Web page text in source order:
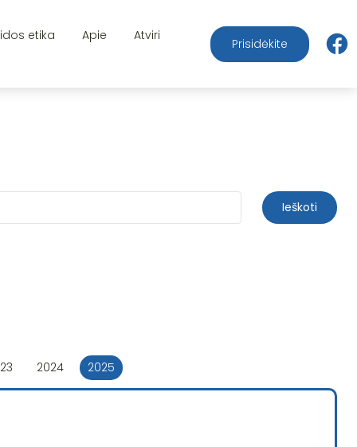
etika Apie
Atviri
Prisidėkite
Ieškoti
2024 2025